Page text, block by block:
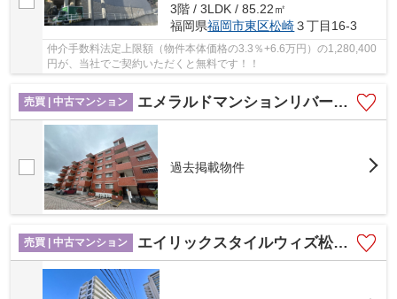
3階 / 3LDK / 85.22㎡
福岡県福岡市東区松崎３丁目16-3
仲介手数料法定上限額（物件本体価格の3.3％+6.6万円）の1,280,400
円が、当社でご契約いただくと無料です！！
売買 | 中古マンション エメラルドマンションリバーサイド貝塚☆仲介手数料無料☆
過去掲載物件
売買 | 中古マンション エイリックスタイルウィズ松島☆仲介手数料無料☆